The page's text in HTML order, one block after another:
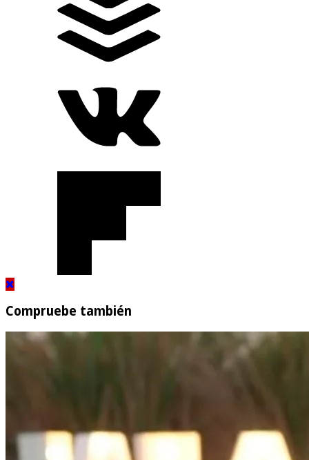
Compruebe también